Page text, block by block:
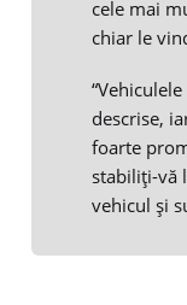
cele mai
chiar le
descrise,
foarte
stabiliți-vă
vehicul și